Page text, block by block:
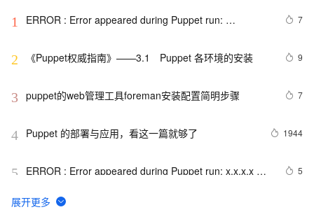
1
ERROR : Error appeared during Puppet run:
7
2 《Puppet权威指南》——3.1　Puppet 各环境的安装 9
3 puppet的web管理工具foreman安装配置简明步骤 7
4 Puppet 的部署与应用，看这一篇就够了 1944
5
ERROR : Error appeared during Puppet run: x.x.x.x
5
6 puppet重申证书